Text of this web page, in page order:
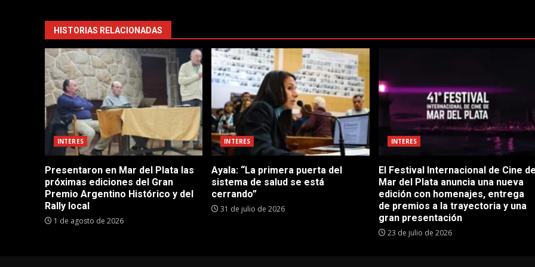
HISTORIAS RELACIONADAS
INTERES
Presentaron en Mar del Plata las
próximas ediciones del Gran
Premio Argentino Histórico y del
Rally local
1 de agosto de 2026
INTERES
Ayala: “La primera puerta del
sistema de salud se está
cerrando”
31 de julio de 2026
INTERES
El Festival Internacional de Cine
Mar del Plata anuncia una nueva
edición con homenajes, entrega
de premios a la trayectoria y una
gran presentación
23 de julio de 2026